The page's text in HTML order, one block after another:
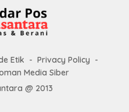
Etik
Privacy Policy
Media Siber
@ 2013